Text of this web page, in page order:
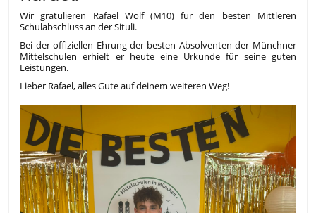
Wir gratulieren Rafael Wolf (M10) für den besten Mittleren
Schulabschluss an der Situli.
Bei der offiziellen Ehrung der besten Absolventen der Münchner
Mittelschulen erhielt er heute eine Urkunde für seine guten
Leistungen.
Lieber Rafael, alles Gute auf deinem weiteren Weg!